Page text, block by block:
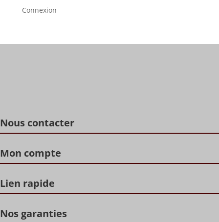
Connexion
Nous contacter
Mon compte
Lien rapide
Nos garanties